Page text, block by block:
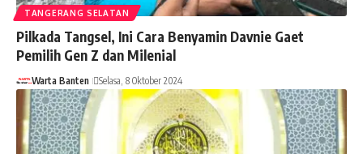
TANGERANG SELATAN
Pilkada Tangsel, Ini Cara Benyamin Davnie Gaet
Pemilih Gen Z dan Milenial
Warta Banten Selasa, 8 Oktober 2024